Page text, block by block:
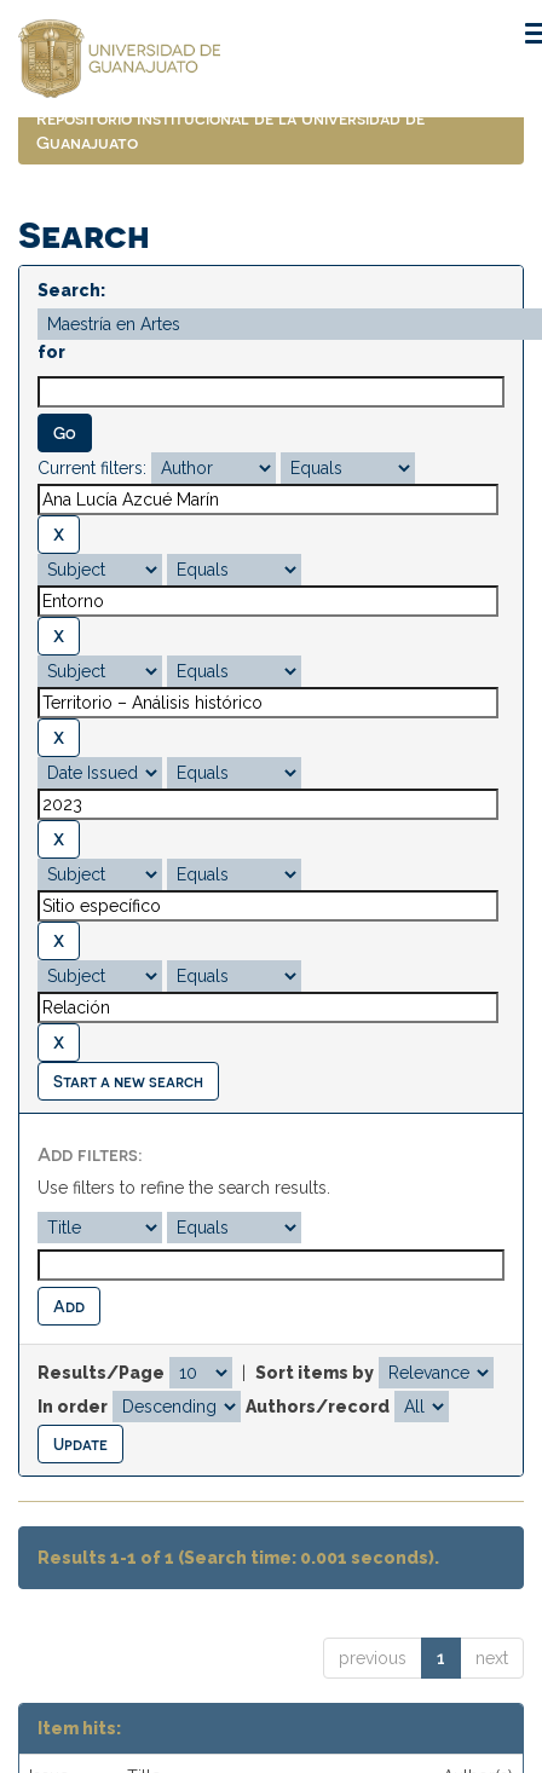
navigation
Repositorio Institucional de la Universidad de
Guanajuato
Search
Search:
for
Current filters:
Start a new search
Add filters:
Use filters to refine the search results.
Results/Page
Sort items by
In order
Authors/record
Results 1-1 of 1 (Search time: 0.001 seconds).
previous 1 next
Item hits: